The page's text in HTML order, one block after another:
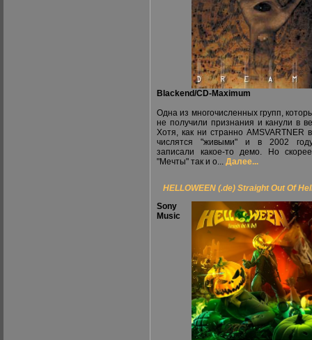
Blackend/CD-Maximum
Одна из многочисленных групп,
не получили признания и канули в
Хотя, как ни странно AMSVARTNER
числятся "живыми" и в 2002
записали какое-то демо. Но
"Мечты" так и о... Далее...
HELLOWEEN (.de) Straight Out Of
Sony
Music